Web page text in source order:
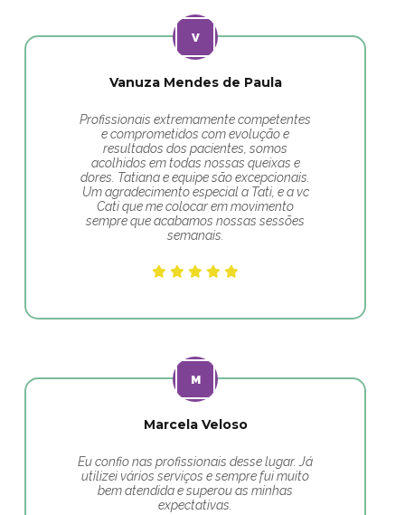
Vanuza Mendes de Paula
Profissionais extremamente competentes
e comprometidos com evolução e
resultados dos pacientes, somos
acolhidos em todas nossas queixas e
dores. Tatiana e equipe são excepcionais.
Um agradecimento especial a Tati, e a vc
Cati que me colocar em movimento
sempre que acabamos nossas sessões
semanais.
Marcela Veloso
Eu confio nas profissionais desse lugar. Já
utilizei vários serviços e sempre fui muito
bem atendida e superou as minhas
expectativas.